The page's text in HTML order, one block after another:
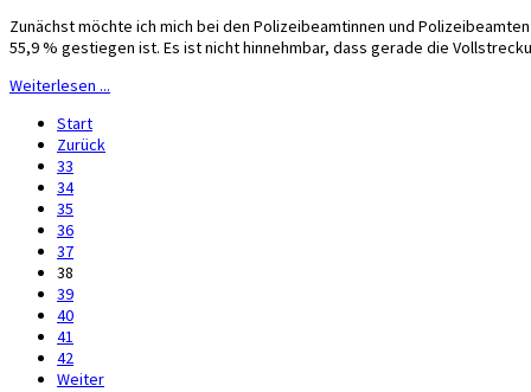
Zunächst möchte ich mich bei den Polizeibeamtinnen und
55,9 % gestiegen ist. Es ist nicht hinnehmbar, dass gerade die
Weiterlesen ...
Start
Zurück
33
34
35
36
37
38
39
40
41
42
Weiter